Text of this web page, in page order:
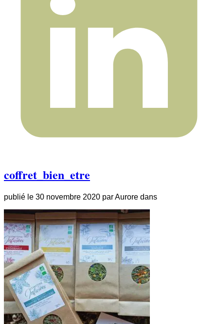
coffret_bien_etre
publié le 30 novembre 2020 parAurore dans